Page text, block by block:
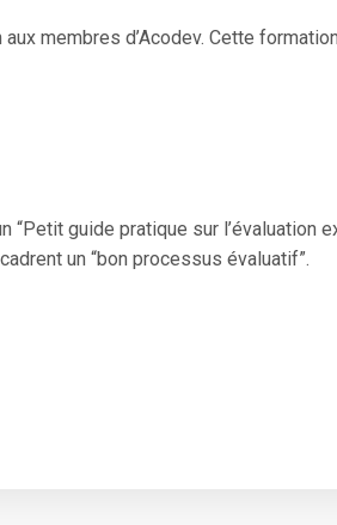
membres d’Acodev. Cette
guide pratique sur l’évaluation
un “bon processus évaluatif”.